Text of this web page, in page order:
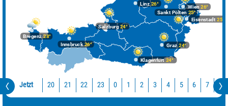
Bregenz28°
Graz24°
Innsbruck26°
Klagenfurt 24°
Linz26°
Salzburg24°
Wien 26°
Eisenstadt 25°
Sankt Pölten 25°
Jetzt 20 21 22 23 0 1 2 3 4 5 6 7 8